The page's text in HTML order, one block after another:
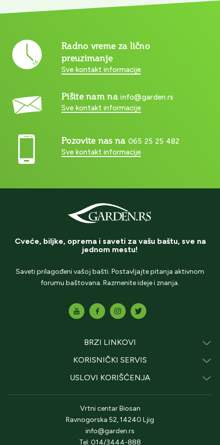
Radno vreme za lično
preuzimanje
Sve kontakt informacije
Pišite nam nainfo@garden.rs
Sve kontakt informacije
Pozovite nas na 065 25 25 482
Sve kontakt informacije
Cveće, biljke, oprema i saveti za vašu baštu, sve na
jednom mestu!
Saveti prilagođeni vašoj bašti. Postavljajte pitanja aktivnom
forumu baštovana. Razmenite ideje i znanja.
BRZI LINKOVI
KORISNIČKI SERVIS
USLOVI KORIŠĆENJA
Vrtni centar Biosan
Ravnogorska 52, 14240 Ljig
info@garden.rs
Tel: 014/3444-888